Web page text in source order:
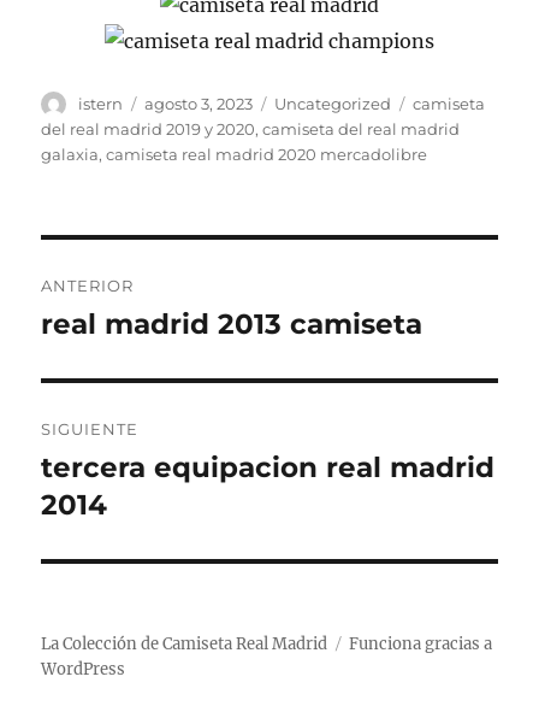
Autor
istern
Publicado
el
agosto 3, 2023 Categorías
Uncategorized Etiquetas
camiseta
del real madrid 2019 y 2020,camiseta del real madrid
galaxia,camiseta real madrid 2020 mercadolibre
de
ANTERIOR
Entrada
real madrid 2013 camiseta
SIGUIENTE
Entrada
siguiente:
tercera equipacion real madrid
2014
La Colección de Camiseta Real Madrid
Funciona gracias a
WordPress